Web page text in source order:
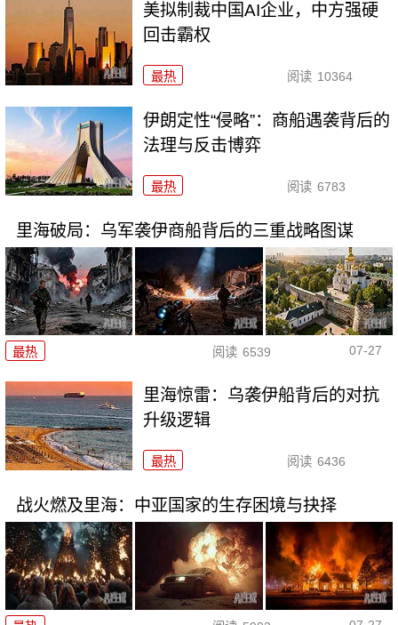
美拟制裁中国AI企业，中方强硬
回击霸权
最热 阅读 10364
伊朗定性“侵略”：商船遇袭背后的
法理与反击博弈
最热 阅读 6783
里海破局：乌军袭伊商船背后的三重战略图谋
最热 阅读 6539 07-27
里海惊雷：乌袭伊船背后的对抗
升级逻辑
最热 阅读 6436
战火燃及里海：中亚国家的生存困境与抉择